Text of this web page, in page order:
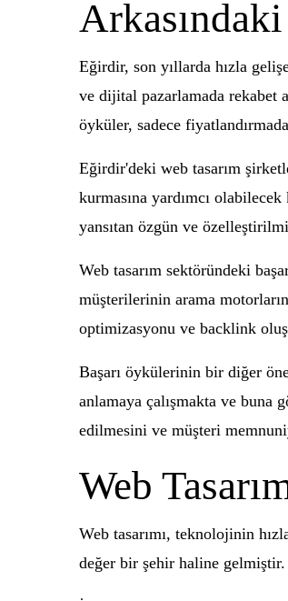
Eğirdir, son yıllarda hızla
ve dijital pazarlamada rekabet
öyküler, sadece
Eğirdir'deki web tasarım
kurmasına yardımcı
yansıtan özgün ve
Web tasarım sektöründeki
müşterilerinin arama
optimizasyonu ve backlink
Başarı öykülerinin bir diğer
anlamaya çalışmakta ve buna
edilmesini ve müşteri
Web
Web tasarımı, teknolojinin
değer bir şehir haline gelmiştir.